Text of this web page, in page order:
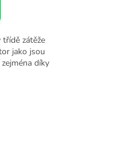
zátěže
jako jsou
díky